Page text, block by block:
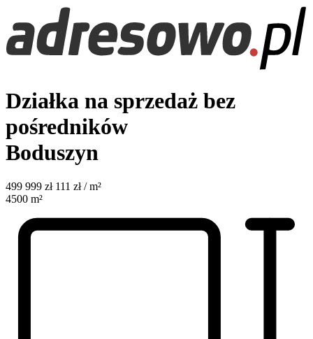
Działka na sprzedaż bez
pośredników
Boduszyn
499 999 zł 111 zł / m²
4500 m²